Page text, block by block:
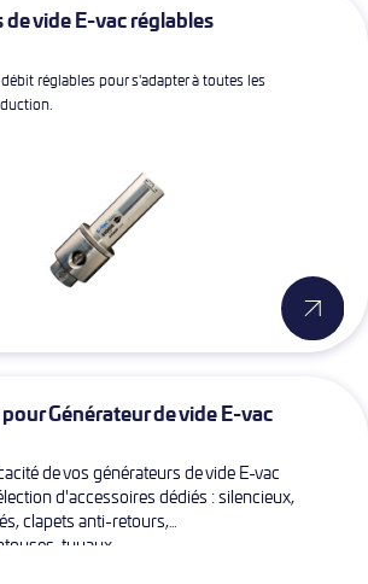
vide E-vac réglables
réglables pour s'adapter à toutes les
Générateur de vide E-vac
de vos générateurs de vide E-vac
d'accessoires dédiés : silencieux,
clapets anti-retours,
tuyaux...